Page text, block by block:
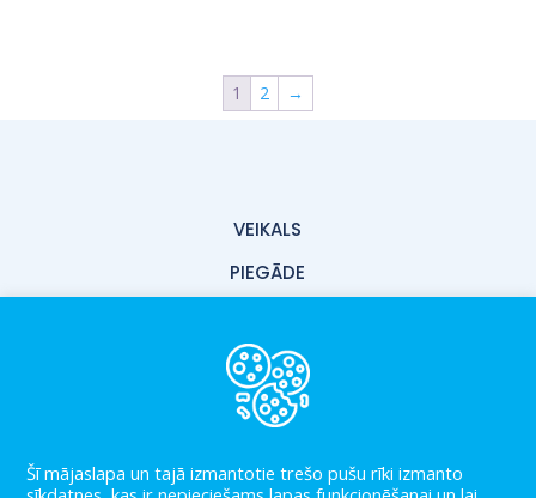
1 2 →
VEIKALS
PIEGĀDE
KONTAKTI
LIETOŠANAS NOTEIKUMI
Šī mājaslapa un tajā izmantotie trešo pušu rīki izmanto